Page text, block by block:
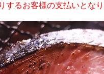
するお客様の支払いとなり